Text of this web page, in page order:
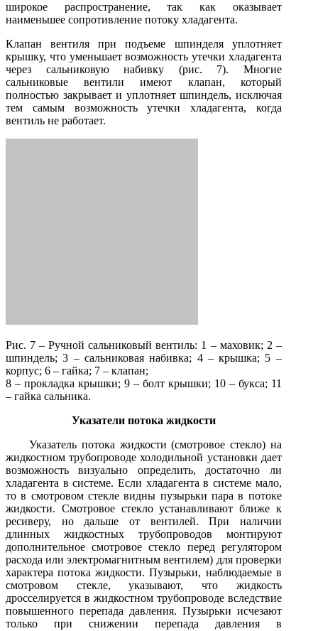
широкое распространение, так как оказывает
наименьшее сопротивление потоку хладагента.
Клапан вентиля при подъеме шпинделя уплотняет
крышку, что уменьшает возможность утечки хладагента
через сальниковую набивку (рис. 7). Многие
сальниковые вентили имеют клапан, который
полностью закрывает и уплотняет шпиндель, исключая
тем самым возможность утечки хладагента, когда
вентиль не работает.
Рис. 7 – Ручной сальниковый вентиль: 1 – маховик; 2 –
шпиндель; 3 – сальниковая набивка; 4 – крышка; 5 –
корпус; 6 – гайка; 7 – клапан;
8 – прокладка крышки; 9 – болт крышки; 10 – букса; 11
– гайка сальника.
Указатели потока жидкости
Указатель потока жидкости (смотровое стекло) на
жидкостном трубопроводе холодильной установки дает
возможность визуально определить, достаточно ли
хладагента в системе. Если хладагента в системе мало,
то в смотровом стекле видны пузырьки пара в потоке
жидкости. Смотровое стекло устанавливают ближе к
ресиверу, но дальше от вентилей. При наличии
длинных жидкостных трубопроводов монтируют
дополнительное смотровое стекло перед регулятором
расхода или электромагнитным вентилем) для проверки
характера потока жидкости. Пузырьки, наблюдаемые в
смотровом стекле, указывают, что жидкость
дросселируется в жидкостном трубопроводе вследствие
повышенного перепада давления. Пузырьки исчезают
только при снижении перепада давления в